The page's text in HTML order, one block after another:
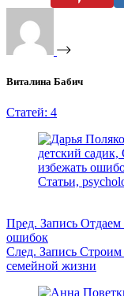
Виталина Бабич
Статей: 4
Пред. Запись Отдаем
ошибок
След. Запись Строим
семейной жизни